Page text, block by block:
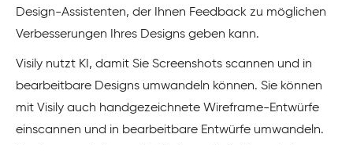
Design-Assistenten, der Ihnen Feedback zu möglichen
Verbesserungen Ihres Designs geben kann.
Visily nutzt KI, damit Sie Screenshots scannen und in
bearbeitbare Designs umwandeln können. Sie können
mit Visily auch handgezeichnete Wireframe-Entwürfe
einscannen und in bearbeitbare Entwürfe umwandeln.